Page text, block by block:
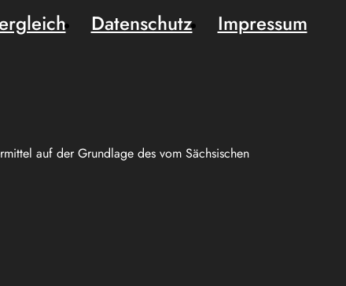
auf der Grundlage des vom Sächsischen
Datenschutz
Impressum